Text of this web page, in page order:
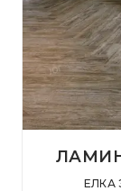
ЕЛКА